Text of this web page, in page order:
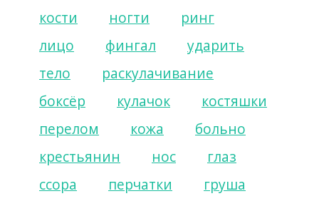
кости
ногти
ринг
лицо
фингал
ударить
тело
раскулачивание
боксёр
кулачок
костяшки
перелом
кожа
больно
крестьянин
нос
глаз
ссора
перчатки
груша